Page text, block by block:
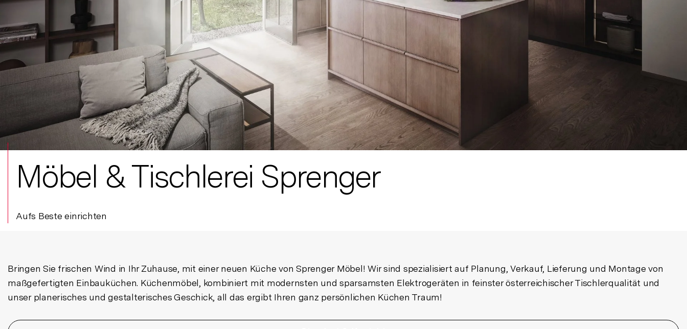
Möbel & Tischlerei Sprenger
Aufs Beste einrichten
Bringen Sie frischen Wind in Ihr Zuhause, mit einer neuen Küche von Sprenger Möbel! Wir sind spezialisiert auf Planung, Verkauf, Lieferung und Montage von
maßgefertigten Einbauküchen. Küchenmöbel, kombiniert mit modernsten und sparsamsten Elektrogeräten in feinster österreichischer Tischlerqualität und
unser planerisches und gestalterisches Geschick, all das ergibt Ihren ganz persönlichen Küchen Traum!